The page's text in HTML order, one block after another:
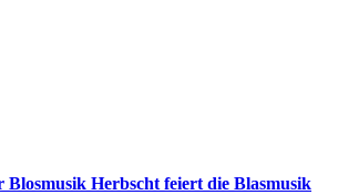
Blosmusik Herbscht feiert die Blasmusik